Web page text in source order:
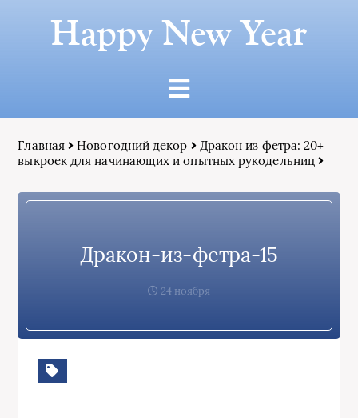
Happy New Year
Главная Новогодний декор
Дракон из фетра: 20+
выкроек для начинающих и опытных рукодельниц
Дракон-из-фетра-15
24 ноября